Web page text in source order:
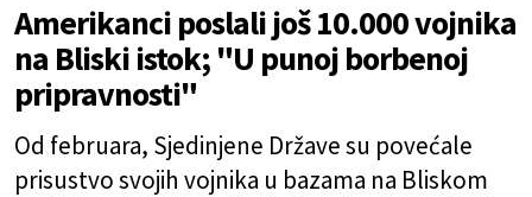
Amerikanci poslali još 10.000 vojnika
na Bliski istok; "U punoj borbenoj
pripravnosti"
Od februara, Sjedinjene Države su povećale
prisustvo svojih vojnika u bazama na Bliskom